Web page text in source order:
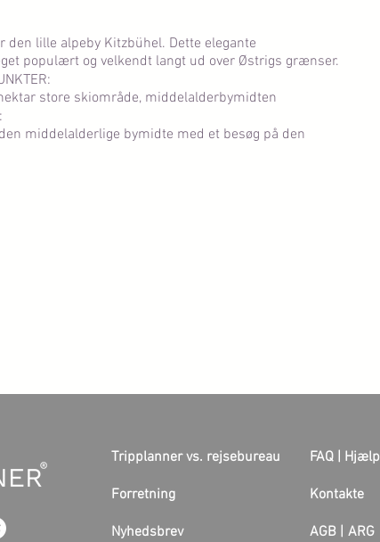
lille alpeby Kitzbühel. Dette elegante
populært og velkendt langt ud over Østrigs grænser.
store skiområde, middelalderbymidten
middelalderlige bymidte med et besøg på den
Tripplanner vs. rejsebureau
Forretning
Nyhedsbrev
FAQ | Hjælp
Kontakte
AGB | ARG